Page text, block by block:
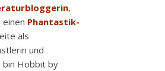
,
Phantastik-
als
und
bin Hobbit by